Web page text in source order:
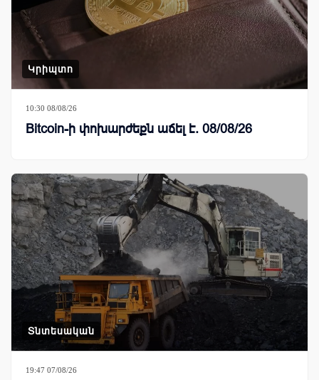
Կրիպտո
10:30 08/08/26
Bitcoin-ի փոխարժեքն աճել է. 08/08/26
Տնտեսական
19:47 07/08/26